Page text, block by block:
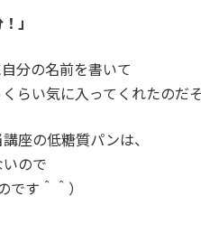
」
分の名前を書いて
らい気に入ってくれたのだ
講座の低糖質パンは、
ので
です＾＾）